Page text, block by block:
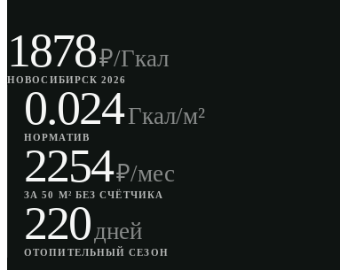
1878₽/Гкал
НОВОСИБИРСК 2026
0.024Гкал/м²
НОРМАТИВ
2254₽/мес
ЗА 50 М² БЕЗ СЧЁТЧИКА
220дней
ОТОПИТЕЛЬНЫЙ СЕЗОН